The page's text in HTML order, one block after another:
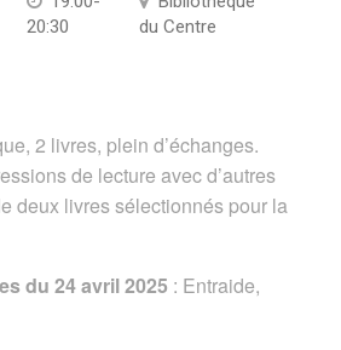
20:30
du Centre
2 livres, plein d’échanges.
de lecture avec d’autres
deux livres sélectionnés pour la
du 24 avril 2025 : Entraide,